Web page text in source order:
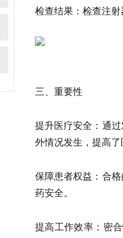
检查结果：检查注
三、重要性
提升医疗安全：通
外情况发生，提高
保障患者权益：合
药安全。
提高工作效率：密